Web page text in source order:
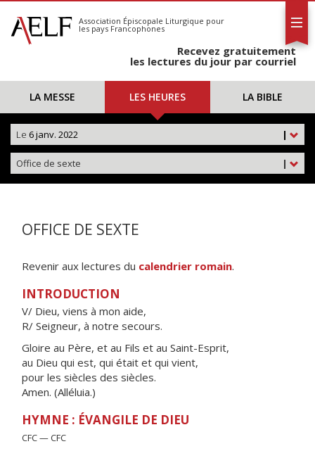
S'abonner
Calendrier
Association Épiscopale Liturgique pour
les pays Francophones
Recevez gratuitement
les lectures du jour par courriel
LA MESSE LES HEURES LA BIBLE
|
Le 6 janv. 2022
|
Office de sexte
OFFICE DE SEXTE
Revenir aux lectures du calendrier romain.
INTRODUCTION
V/ Dieu, viens à mon aide,
R/ Seigneur, à notre secours.
Gloire au Père, et au Fils et au Saint-Esprit,
au Dieu qui est, qui était et qui vient,
pour les siècles des siècles.
Amen. (Alléluia.)
HYMNE : ÉVANGILE DE DIEU
CFC — CFC